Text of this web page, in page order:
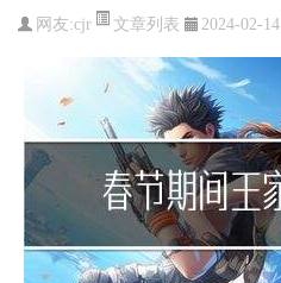
网友:cjr 文章列表 2024-02-